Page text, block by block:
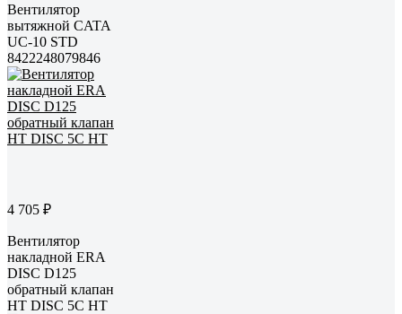
Вентилятор
вытяжной CATA
UC-10 STD
8422248079846
4 705 ₽
Вентилятор
накладной ERA
DISC D125
обратный клапан
HT DISC 5C HT